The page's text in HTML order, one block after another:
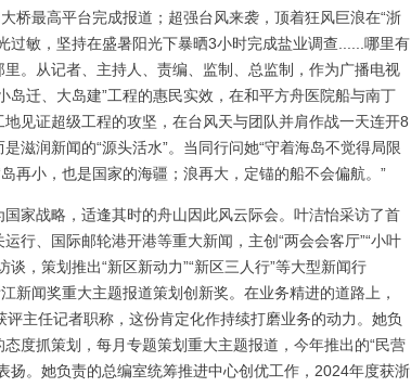
桥最高平台完成报道；超强台风来袭，顶着狂风巨浪在“浙
过敏，坚持在盛暑阳光下暴晒3小时完成盐业调查......哪里有
。从记者、主持人、责编、监制、总监制，作为广播电视
岛迁、大岛建”工程的惠民实效，在和平方舟医院船与南丁
见证超级工程的攻坚，在台风天与团队并肩作战一天连开8
润新闻的“源头活水”。当同行问她“守着海岛不觉得局限
再小，也是国家的海疆；浪再大，定锚的船不会偏航。”
家战略，适逢其时的舟山因此风云际会。叶洁怡采访了首
行、国际邮轮港开港等重大新闻，主创“两会会客厅”“小叶
谈，策划推出“新区新动力”“新区三人行”等大型新闻行
新闻奖重大主题报道策划创新奖。在业务精进的道路上，
主任记者职称，这份肯定化作持续打磨业务的动力。她负
度抓策划，每月专题策划重大主题报道，今年推出的“民营
扬。她负责的总编室统筹推进中心创优工作，2024年度获浙